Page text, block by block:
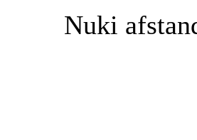
Nuki